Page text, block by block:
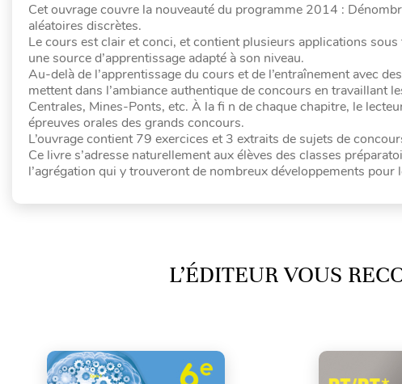
Cet ouvrage couvre la nouveauté du programme 2014 :
aléatoires discrètes.
Le cours est clair et conci, et contient plusieurs applications
une source d’apprentissage adapté à son niveau.
Au-delà de l’apprentissage du cours et de l’entraînement avec
mettent dans l’ambiance authentique de concours en travaillant
Centrales, Mines-Ponts, etc. À la fi n de chaque chapitre, le
épreuves orales des grands concours.
L’ouvrage contient 79 exercices et 3 extraits de sujets de
Ce livre s’adresse naturellement aux élèves des classes
l’agrégation qui y trouveront de nombreux développements pour
L’ÉDITEUR VOUS